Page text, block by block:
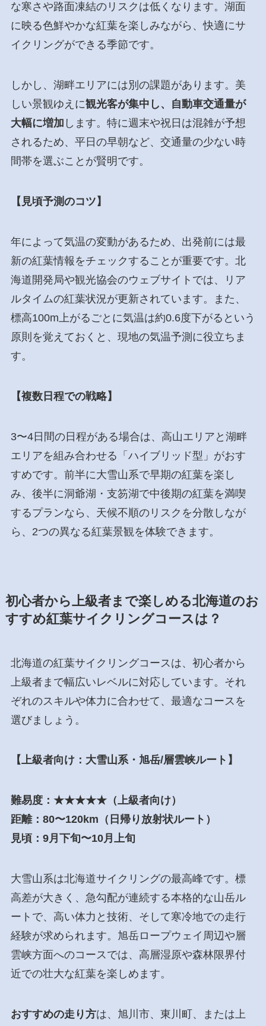
な寒さや路面凍結のリスクは低くなります。湖面
に映る色鮮やかな紅葉を楽しみながら、快適にサ
イクリングができる季節です。
しかし、湖畔エリアには別の課題があります。美
しい景観ゆえに観光客が集中し、自動車交通量が
大幅に増加 します。特に週末や祝日は混雑が予想
されるため、平日の早朝など、交通量の少ない時
間帯を選ぶことが賢明です。
【見頃予測のコツ】
年によって気温の変動があるため、出発前には最
新の紅葉情報をチェックすることが重要です。北
海道開発局や観光協会のウェブサイトでは、リア
ルタイムの紅葉状況が更新されています。また、
標高100m上がるごとに気温は約0.6度下がるという
原則を覚えておくと、現地の気温予測に役立ちま
す。
【複数日程での戦略】
3〜4日間の日程がある場合は、高山エリアと湖畔
エリアを組み合わせる「ハイブリッド型」がおす
すめです。前半に大雪山系で早期の紅葉を楽し
み、後半に洞爺湖・支笏湖で中後期の紅葉を満喫
するプランなら、天候不順のリスクを分散しなが
ら、2つの異なる紅葉景観を体験できます。
初心者から上級者まで楽しめる北海道のお
すすめ紅葉サイクリングコースは？
北海道の紅葉サイクリングコースは、初心者から
上級者まで幅広いレベルに対応しています。それ
ぞれのスキルや体力に合わせて、最適なコースを
選びましょう。
【上級者向け：大雪山系・旭岳/層雲峡ルート】
難易度：★★★★★（上級者向け）
距離：80〜120km（日帰り放射状ルート）
見頃：9月下旬〜10月上旬
大雪山系は北海道サイクリングの最高峰です。標
高差が大きく、急勾配が連続する本格的な山岳ル
ートで、高い体力と技術、そして寒冷地での走行
経験が求められます。旭岳ロープウェイ周辺や層
雲峡方面へのコースでは、高層湿原や森林限界付
近での壮大な紅葉を楽しめます。
おすすめの走り方は、旭川市、東川町、または上